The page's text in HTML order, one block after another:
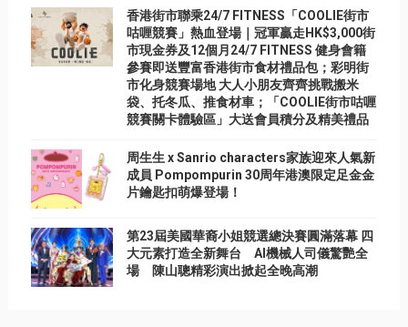
香港街市聯乘24/7 FITNESS「COOLIE街市
咕喱競賽」熱血登場｜冠軍贏走HK$3,000街
市現金券及12個月24/7 FITNESS 健身會籍
參賽即送豐富香港街市食材禮品包；彩明街
市化身競賽場地 大人小朋友齊齊挑戰搬米
袋、托冬瓜、推食材車；「COOLIE街市咕喱
競賽關卡體驗區」大送會員積分及精美禮品
周生生 x Sanrio characters家族迎來人氣新
成員 Pompompurin 30周年港澳限定足金金
片鑰匙扣萌爆登場！
第23屆美國華裔小姐競選總決賽圓滿落幕 四
大元素打造全新舞台 AI機械人司儀驚艷全
場 陳山聰精彩演出掀起全晚高潮